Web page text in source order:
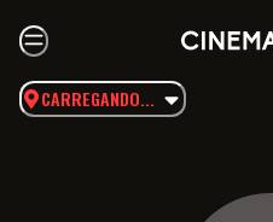
CARREGANDO...